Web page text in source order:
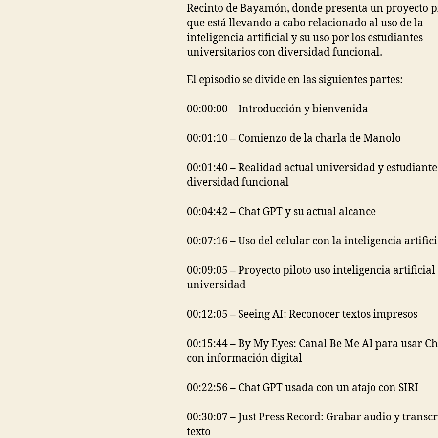
Recinto de Bayamón, donde presenta un proyecto
que está llevando a cabo relacionado al uso de la
inteligencia artificial y su uso por los estudiantes
universitarios con diversidad funcional.
El episodio se divide en las siguientes partes:
00:00:00 – Introducción y bienvenida
00:01:10 – Comienzo de la charla de Manolo
00:01:40 – Realidad actual universidad y
diversidad funcional
00:04:42 – Chat GPT y su actual alcance
00:07:16 – Uso del celular con la inteligencia
00:09:05 – Proyecto piloto uso inteligencia artificial
universidad
00:12:05 – Seeing AI: Reconocer textos impresos
00:15:44 – By My Eyes: Canal Be Me AI para usar
con información digital
00:22:56 – Chat GPT usada con un atajo con SIRI
00:30:07 – Just Press Record: Grabar audio y
texto